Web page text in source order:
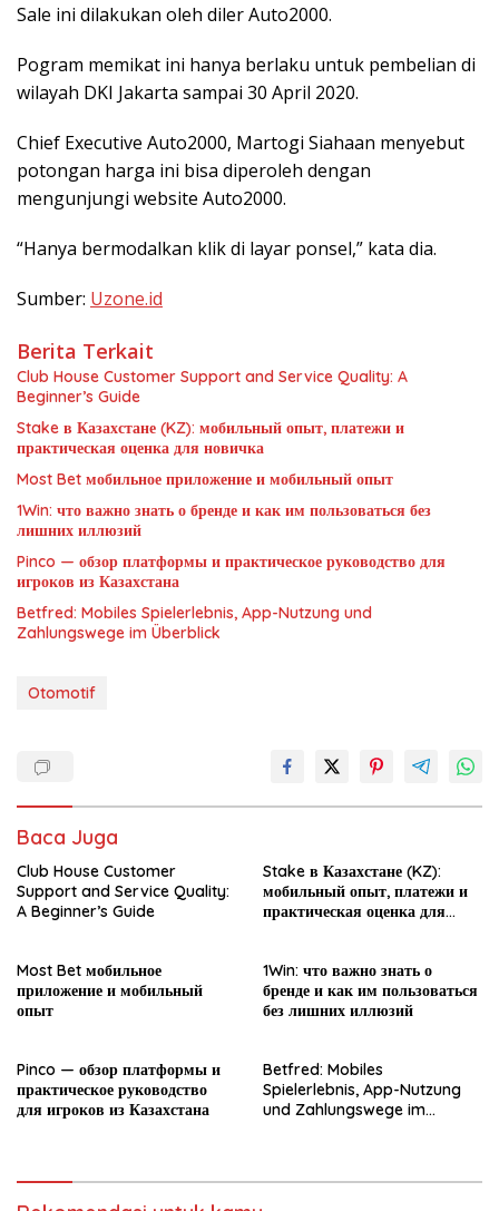
Sale ini dilakukan oleh diler Auto2000.
Pogram memikat ini hanya berlaku untuk pembelian di
wilayah DKI Jakarta sampai 30 April 2020.
Chief Executive Auto2000, Martogi Siahaan menyebut
potongan harga ini bisa diperoleh dengan
mengunjungi website Auto2000.
“Hanya bermodalkan klik di layar ponsel,” kata dia.
Sumber: Uzone.id
Berita Terkait
Club House Customer Support and Service Quality: A
Beginner’s Guide
Stake в Казахстане (KZ): мобильный опыт, платежи и
практическая оценка для новичка
Most Bet мобильное приложение и мобильный опыт
1Win: что важно знать о бренде и как им пользоваться без
лишних иллюзий
Pinco — обзор платформы и практическое руководство для
игроков из Казахстана
Betfred: Mobiles Spielerlebnis, App-Nutzung und
Zahlungswege im Überblick
Otomotif
Baca Juga
Club House Customer
Support and Service Quality:
A Beginner’s Guide
Stake в Казахстане (KZ):
мобильный опыт, платежи и
практическая оценка для
Most Bet мобильное
приложение и мобильный
опыт
1Win: что важно знать о
бренде и как им пользоваться
без лишних иллюзий
Pinco — обзор платформы и
практическое руководство
для игроков из Казахстана
Betfred: Mobiles
Spielerlebnis, App-Nutzung
und Zahlungswege im